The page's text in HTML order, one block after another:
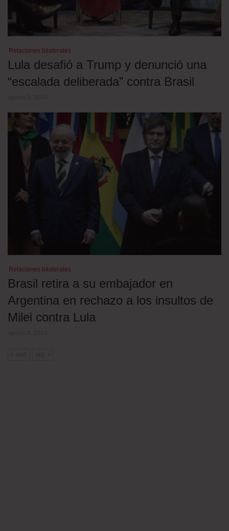
Relaciones bilaterales
Lula desafió a Trump y denunció una
“escalada deliberada” contra Brasil
Relaciones bilaterales
Brasil retira a su embajador en
Argentina en rechazo a los insultos de
Milei contra Lula